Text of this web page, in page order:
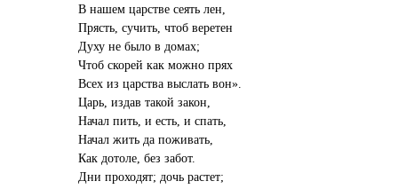
В нашем царстве сеять лен,
Прясть, сучить, чтоб веретен
Духу не было в домах;
Чтоб скорей как можно прях
Всех из царства выслать вон».
Царь, издав такой закон,
Начал пить, и есть, и спать,
Начал жить да поживать,
Как дотоле, без забот.
Дни проходят; дочь растет;